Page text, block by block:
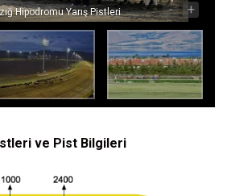
Hipodromu Yarış Pistleri - +
ve Pist Bilgileri